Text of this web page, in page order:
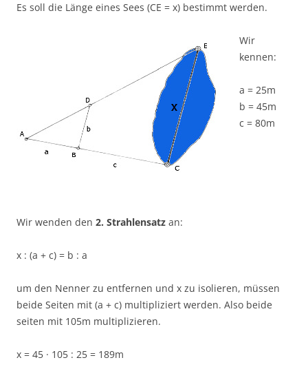
Es soll die Länge eines Sees (CE = x) bestimmt werden.
Wir
kennen:
a = 25m
b = 45m
c = 80m
Wir wenden den 2. Strahlensatz an:
x : (a + c) = b : a
um den Nenner zu entfernen und x zu isolieren, müssen
beide Seiten mit (a + c) multipliziert werden. Also beide
seiten mit 105m multiplizieren.
x = 45 · 105 : 25 = 189m